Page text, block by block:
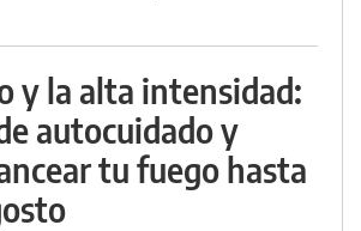
y la alta intensidad:
autocuidado y
tu fuego hasta